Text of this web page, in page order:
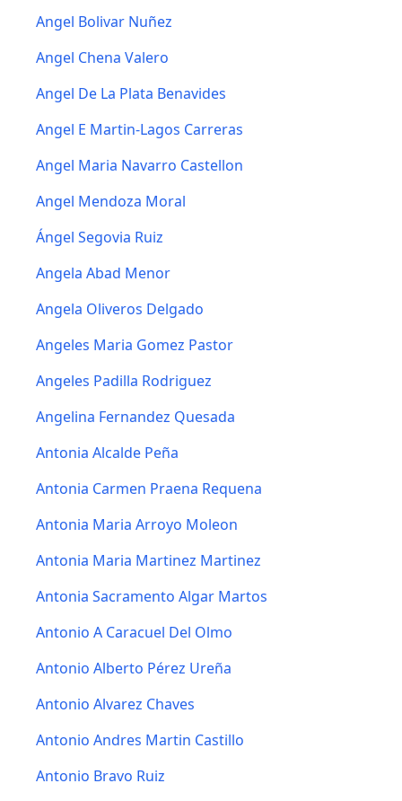
Angel Bolivar Nuñez
Angel Chena Valero
Angel De La Plata Benavides
Angel E Martin-Lagos Carreras
Angel Maria Navarro Castellon
Angel Mendoza Moral
Ángel Segovia Ruiz
Angela Abad Menor
Angela Oliveros Delgado
Angeles Maria Gomez Pastor
Angeles Padilla Rodriguez
Angelina Fernandez Quesada
Antonia Alcalde Peña
Antonia Carmen Praena Requena
Antonia Maria Arroyo Moleon
Antonia Maria Martinez Martinez
Antonia Sacramento Algar Martos
Antonio A Caracuel Del Olmo
Antonio Alberto Pérez Ureña
Antonio Alvarez Chaves
Antonio Andres Martin Castillo
Antonio Bravo Ruiz